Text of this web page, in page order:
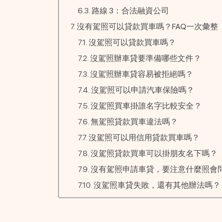
路線 3：合法融資公司
沒有駕照可以貸款買車嗎？FAQ一次彙整
沒駕照可以貸款買車嗎？
沒駕照辦車貸要準備哪些文件？
沒駕照辦車貸容易被拒絕嗎？
沒駕照可以申請汽車保險嗎？
沒駕照買車掛誰名字比較安全？
無駕照貸款買車違法嗎？
沒駕照可以用信用貸款買車嗎？
沒駕照貸款買車可以掛朋友名下嗎？
沒有駕照申請車貸，要注意什麼照會
沒駕照車貸失敗，還有其他辦法嗎？